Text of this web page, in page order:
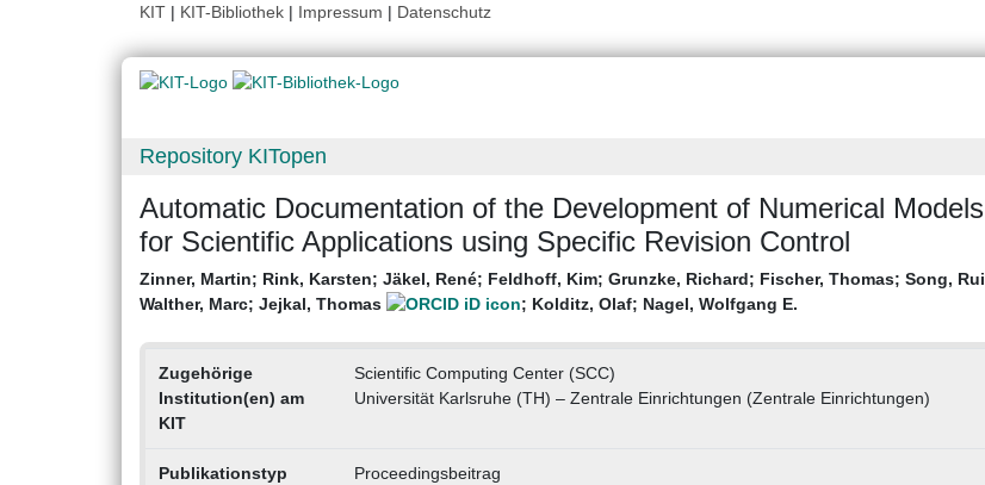
KIT | KIT-Bibliothek | Impressum | Datenschutz
Repository KITopen
Automatic Documentation of the Development of Numerical Models
for Scientific Applications using Specific Revision Control
Zinner, Martin; Rink, Karsten; Jäkel, René; Feldhoff, Kim; Grunzke, Richard; Fischer, Thomas; Song, Rui
Walther, Marc; Jejkal, Thomas ; Kolditz, Olaf; Nagel, Wolfgang E.
Zugehörige
Institution(en) am
KIT
Scientific Computing Center (SCC)
Universität Karlsruhe (TH) – Zentrale Einrichtungen (Zentrale Einrichtungen)
Publikationstyp Proceedingsbeitrag